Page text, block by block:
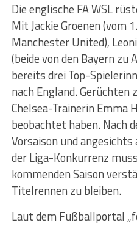
Die englische FA WSL
Mit Jackie Groenen (vom
Manchester United),
(beide von den Bayern zu
bereits drei Top-
nach England. Gerüchten
Chelsea-Trainerin Emma
beobachtet haben. Nach
Vorsaison und
der Liga-Konkurrenz
kommenden Saison
Titelrennen zu bleiben.
Laut dem Fußballportal